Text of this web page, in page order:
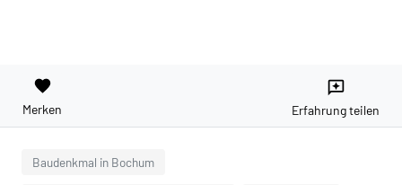
favorite
Merken
reviews
Erfahrung teilen
Baudenkmal in Bochum